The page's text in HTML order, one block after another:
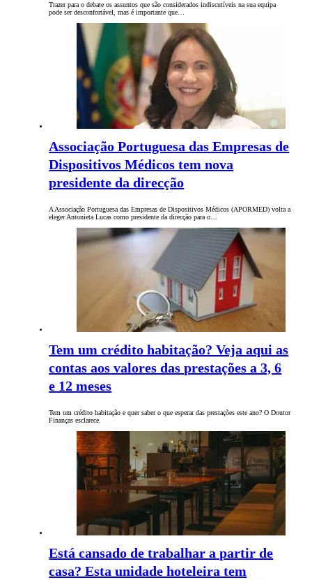
Trazer para o debate os assuntos que são considerados indiscutíveis na sua equipa
pode ser desconfortável, mas é importante que…
Associação Portuguesa das Empresas de
Dispositivos Médicos tem nova
presidente da direcção
A Associação Portuguesa das Empresas de Dispositivos Médicos (APORMED) volta a
eleger Antonieta Lucas como presidente da direcção para o…
Tem um crédito habitação? Veja aqui as
contas aos valores das prestações a 3, 6
e 12 meses
Tem um crédito habitação e quer saber o que esperar das prestações este ano? O Doutor
Finanças esclarece.
Está cansado de trabalhar a partir de
casa? Esta unidade hoteleira tem